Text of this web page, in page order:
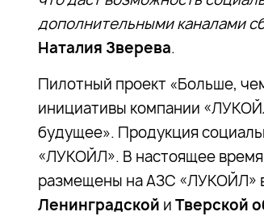
дополнительными каналами
Наталия Зверева.
Пилотный проект «Больше,
инициативы компании
будущее». Продукция
«ЛУКОЙЛ». В настоящее
размещены на АЗС «ЛУКОЙЛ»
Ленинградской и Тверской